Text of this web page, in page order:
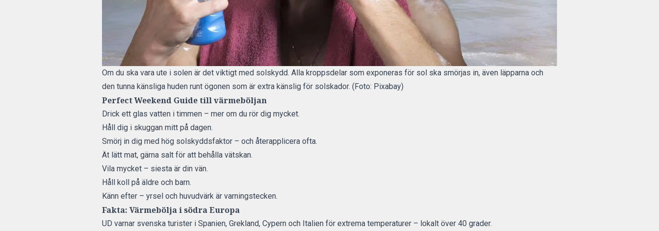
Om du ska vara ute i solen är det viktigt med solskydd. Alla kroppsdelar som exponeras för sol ska smörjas in, även läpparna och
den tunna känsliga huden runt ögonen som är extra känslig för solskador. (Foto: Pixabay)
Perfect Weekend Guide till värmeböljan
Drick ett glas vatten i timmen – mer om du rör dig mycket.
Håll dig i skuggan mitt på dagen.
Smörj in dig med hög solskyddsfaktor – och återapplicera ofta.
Ät lätt mat, gärna salt för att behålla vätskan.
Vila mycket – siesta är din vän.
Håll koll på äldre och barn.
Känn efter – yrsel och huvudvärk är varningstecken.
Fakta: Värmebölja i södra Europa
UD varnar svenska turister i Spanien, Grekland, Cypern och Italien för extrema temperaturer – lokalt över 40 grader.